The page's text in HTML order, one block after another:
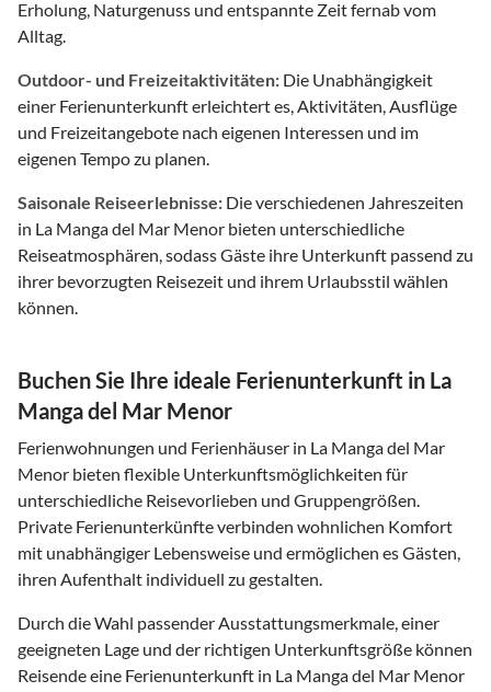
Erholung, Naturgenuss und entspannte Zeit fernab vom
Alltag.
Outdoor- und Freizeitaktivitäten: Die Unabhängigkeit
einer Ferienunterkunft erleichtert es, Aktivitäten, Ausflüge
und Freizeitangebote nach eigenen Interessen und im
eigenen Tempo zu planen.
Saisonale Reiseerlebnisse: Die verschiedenen Jahreszeiten
in La Manga del Mar Menor bieten unterschiedliche
Reiseatmosphären, sodass Gäste ihre Unterkunft passend zu
ihrer bevorzugten Reisezeit und ihrem Urlaubsstil wählen
können.
Buchen Sie Ihre ideale Ferienunterkunft in La
Manga del Mar Menor
Ferienwohnungen und Ferienhäuser in La Manga del Mar
Menor bieten flexible Unterkunftsmöglichkeiten für
unterschiedliche Reisevorlieben und Gruppengrößen.
Private Ferienunterkünfte verbinden wohnlichen Komfort
mit unabhängiger Lebensweise und ermöglichen es Gästen,
ihren Aufenthalt individuell zu gestalten.
Durch die Wahl passender Ausstattungsmerkmale, einer
geeigneten Lage und der richtigen Unterkunftsgröße können
Reisende eine Ferienunterkunft in La Manga del Mar Menor